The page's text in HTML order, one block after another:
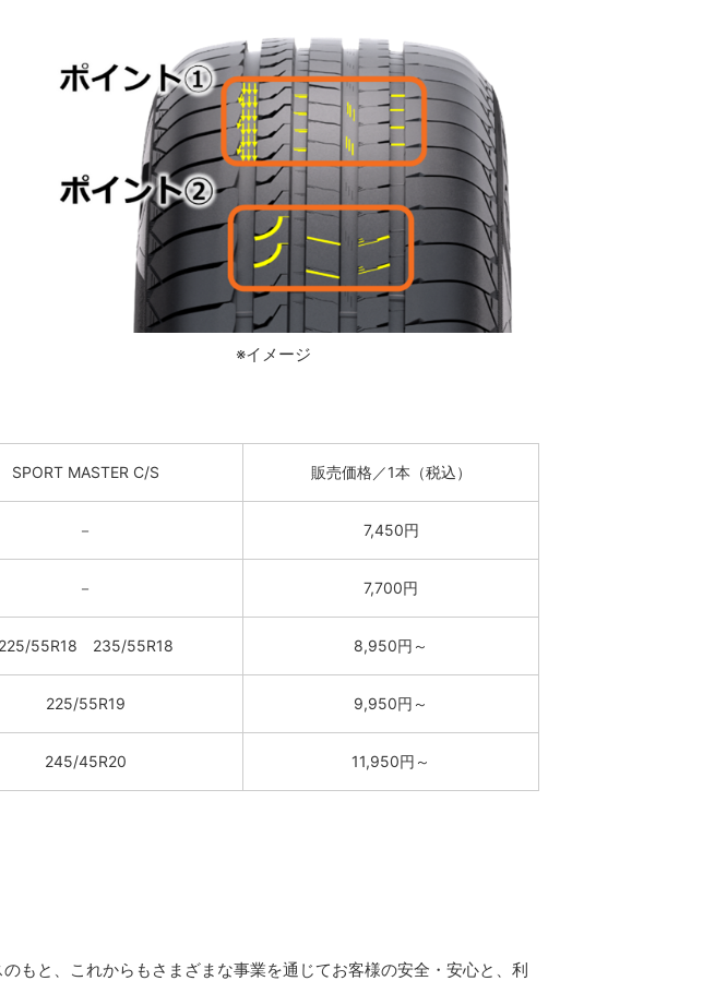
※イメージ
SPORT MASTER C/S 販売価格／1本（税込）
－ 7,450円
－ 7,700円
225/55R18 235/55R18 8,950円～
225/55R19 9,950円～
245/45R20 11,950円～
もと、これからもさまざまな事業を通じてお客様の安全・安心と、利